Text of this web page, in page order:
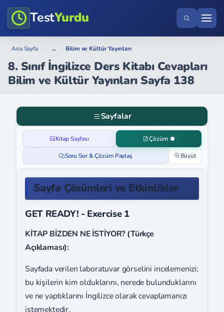
TestYurdu
Ana Sayfa › ... › Bilim ve Kültür Yayınları
8. Sınıf İngilizce Ders Kitabı Cevapları
Bilim ve Kültür Yayınları Sayfa 138
Sayfalar
Kitap Sayfası Çözüm
Soru Sor & Çözüm Paylaş Büyüt
Sayfa Çözümleri ve Etkinlikler
GET READY! - Exercise 1
KİTAP BİZDEN NE İSTİYOR? (Türkçe
Açıklaması):
Sayfada verilen laboratuvar görselini incelemenizi;
bu kişilerin kim olduklarını, nerede bulunduklarını
ve ne yaptıklarını İngilizce olarak cevaplamanızı
istemektedir.